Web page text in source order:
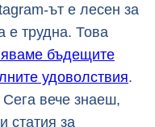
ът е лесен за
е трудна. Това
бъдещите
удоволствия.
Сега вече знаеш,
статия за